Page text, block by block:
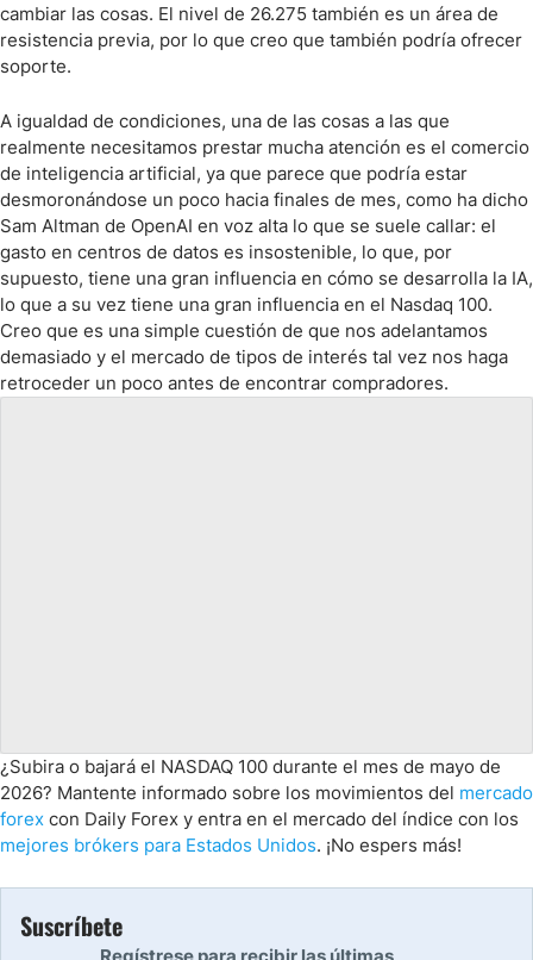
cambiar las cosas. El nivel de 26.275 también es un área de
resistencia previa, por lo que creo que también podría ofrecer
soporte.
A igualdad de condiciones, una de las cosas a las que
realmente necesitamos prestar mucha atención es el comercio
de inteligencia artificial, ya que parece que podría estar
desmoronándose un poco hacia finales de mes, como ha dicho
Sam Altman de OpenAI en voz alta lo que se suele callar: el
gasto en centros de datos es insostenible, lo que, por
supuesto, tiene una gran influencia en cómo se desarrolla la IA,
lo que a su vez tiene una gran influencia en el Nasdaq 100.
Creo que es una simple cuestión de que nos adelantamos
demasiado y el mercado de tipos de interés tal vez nos haga
retroceder un poco antes de encontrar compradores.
¿Subira o bajará el NASDAQ 100 durante el mes de mayo de
2026? Mantente informado sobre los movimientos del mercado
forex con Daily Forex y entra en el mercado del índice con los
mejores brókers para Estados Unidos. ¡No espers más!
Suscríbete